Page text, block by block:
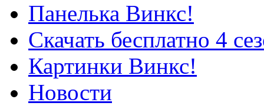
Панелька Винкс!
Скачать бесплатно 4
Картинки Винкс!
Новости